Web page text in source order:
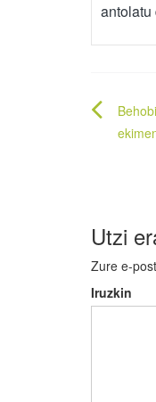
antolatu
Utzi
Zure e-
Iruzkin